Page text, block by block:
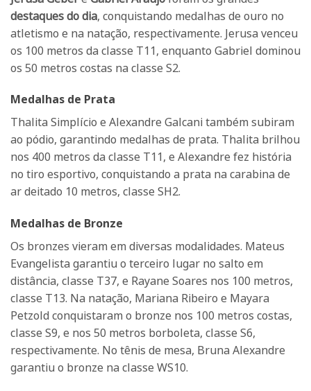
destaques do dia, conquistando medalhas de ouro no
atletismo e na natação, respectivamente. Jerusa venceu
os 100 metros da classe T11, enquanto Gabriel dominou
os 50 metros costas na classe S2.
Medalhas de Prata
Thalita Simplício e Alexandre Galcani também subiram
ao pódio, garantindo medalhas de prata. Thalita brilhou
nos 400 metros da classe T11, e Alexandre fez história
no tiro esportivo, conquistando a prata na carabina de
ar deitado 10 metros, classe SH2.
Medalhas de Bronze
Os bronzes vieram em diversas modalidades. Mateus
Evangelista garantiu o terceiro lugar no salto em
distância, classe T37, e Rayane Soares nos 100 metros,
classe T13. Na natação, Mariana Ribeiro e Mayara
Petzold conquistaram o bronze nos 100 metros costas,
classe S9, e nos 50 metros borboleta, classe S6,
respectivamente. No tênis de mesa, Bruna Alexandre
garantiu o bronze na classe WS10.